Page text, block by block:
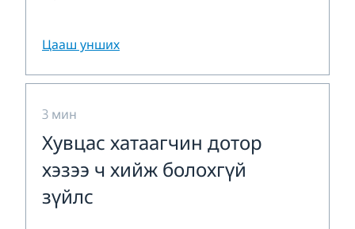
Цааш унших
3 мин
Хувцас хатаагчин дотор
хэзээ ч хийж болохгүй
зүйлс